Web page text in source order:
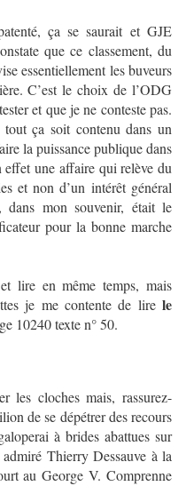
ça se saurait et GJE
que ce classement, du
essentiellement les buveurs
C’est le choix de l’ODG
et que je ne conteste pas.
tout ça soit contenu dans un
la puissance publique dans
effet une affaire qui relève du
et non d’un intérêt général
mon souvenir, était le
pour la bonne marche
lire en même temps, mais
je me contente de lire le
10240 texte n° 50.
les cloches mais, rassurez-
de se dépétrer des recours
à brides abattues sur
Thierry Dessauve à la
au George V. Comprenne